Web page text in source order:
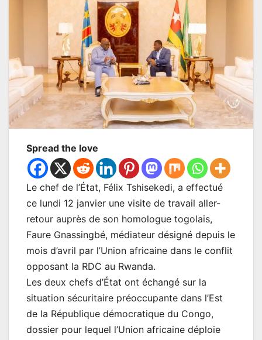
Spread the love
Le chef de l’État, Félix Tshisekedi, a effectué
ce lundi 12 janvier une visite de travail aller-
retour auprès de son homologue togolais,
Faure Gnassingbé, médiateur désigné depuis le
mois d’avril par l’Union africaine dans le conflit
opposant la RDC au Rwanda.
Les deux chefs d’État ont échangé sur la
situation sécuritaire préoccupante dans l’Est
de la République démocratique du Congo,
dossier pour lequel l’Union africaine déploie